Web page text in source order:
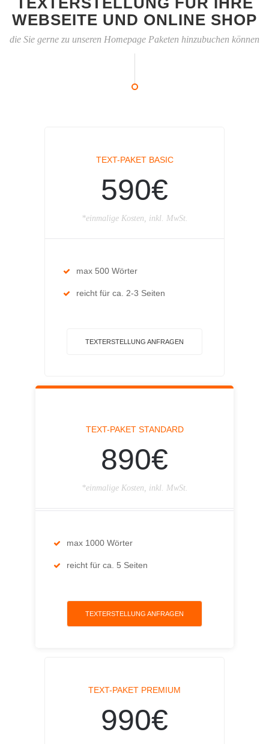
WEBSEITE UND ONLINE SHOP
die Sie gerne zu unseren Homepage Paketen hinzubuchen können
TEXT-PAKET BASIC
590€
*einmalige Kosten, inkl. MwSt.
max 500 Wörter
reicht für ca. 2-3 Seiten
TEXTERSTELLUNG ANFRAGEN
TEXT-PAKET STANDARD
890€
*einmalige Kosten, inkl. MwSt.
max 1000 Wörter
reicht für ca. 5 Seiten
TEXTERSTELLUNG ANFRAGEN
TEXT-PAKET PREMIUM
990€